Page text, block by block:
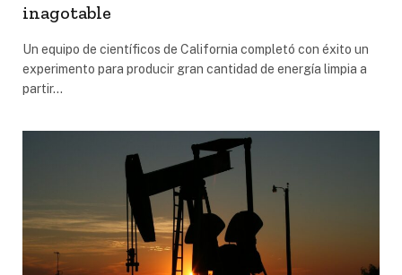
inagotable
Un equipo de científicos de California completó con éxito un
experimento para producir gran cantidad de energía limpia a
partir…